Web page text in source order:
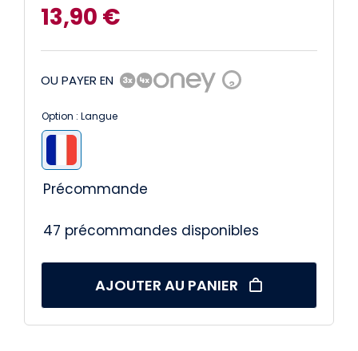
13,90 €
OU PAYER EN ?
Option : Langue
Précommande
47 précommandes disponibles
AJOUTER AU PANIER